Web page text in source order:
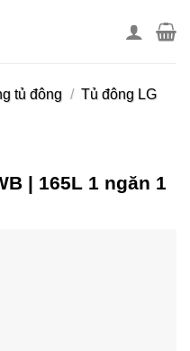
tủ đông / Tủ đông LG
| 165L 1 ngăn 1